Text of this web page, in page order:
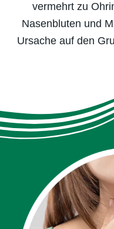
Viren schwerer.
Mehr zu den
vermehrt zu
Nasenbluten und
Ursache auf den